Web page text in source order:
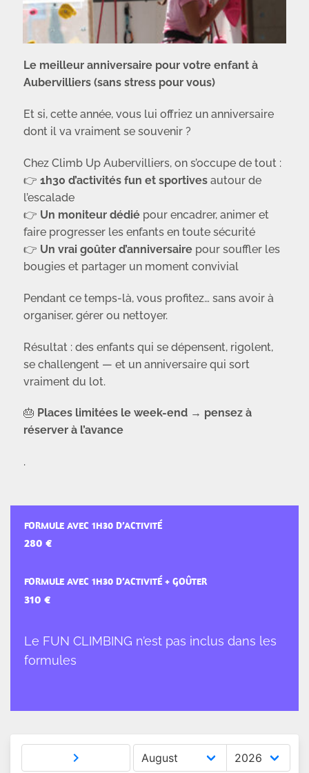
Le meilleur anniversaire pour votre enfant à
Aubervilliers (sans stress pour vous)
Et si, cette année, vous lui offriez un anniversaire
dont il va vraiment se souvenir ?
Chez Climb Up Aubervilliers, on s’occupe de tout :
👉 1h30 d’activités fun et sportivesautour de
l’escalade
👉 Un moniteur dédiépour encadrer, animer et
faire progresser les enfants en toute sécurité
👉 Un vrai goûter d’anniversairepour souffler les
bougies et partager un moment convivial
Pendant ce temps-là, vous profitez… sans avoir à
organiser, gérer ou nettoyer.
Résultat : des enfants qui se dépensent, rigolent,
se challengent — et un anniversaire qui sort
vraiment du lot.
🎂 Places limitées le week-end → pensez à
réserver à l’avance
.
FORMULE AVEC 1H30 D’ACTIVITÉ
FORMULE AVEC 1H30 D’ACTIVITÉ + GOÛTER
Le FUN CLIMBING n’est pas inclus dans les
formules